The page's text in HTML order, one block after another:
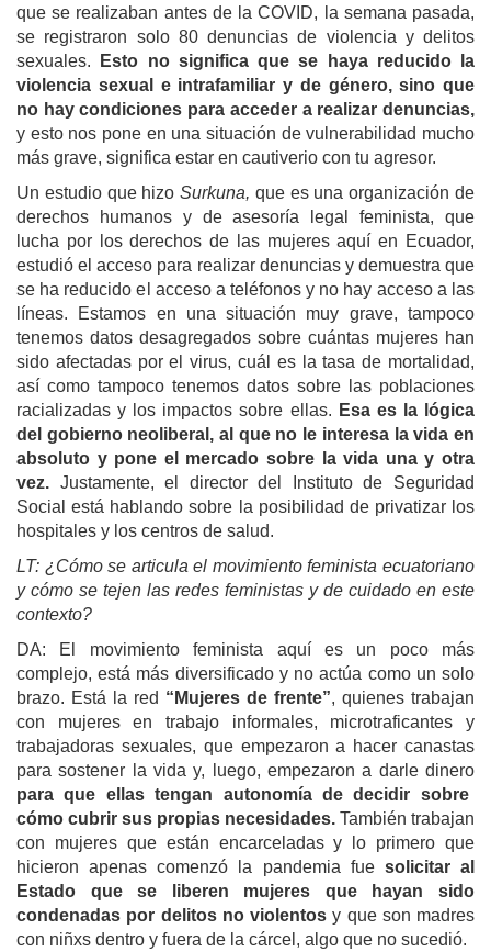
que se realizaban antes de la COVID, la semana pasada,
se registraron solo 80 denuncias de violencia y delitos
sexuales. Esto no significa que se haya reducido la
violencia sexual e intrafamiliar y de género, sino que
no hay condiciones para acceder a realizar denuncias,
y esto nos pone en una situación de vulnerabilidad mucho
más grave, significa estar en cautiverio con tu agresor.
Un estudio que hizo Surkuna, que es una organización de
derechos humanos y de asesoría legal feminista, que
lucha por los derechos de las mujeres aquí en Ecuador,
estudió el acceso para realizar denuncias y demuestra que
se ha reducido el acceso a teléfonos y no hay acceso a las
líneas. Estamos en una situación muy grave, tampoco
tenemos datos desagregados sobre cuántas mujeres han
sido afectadas por el virus, cuál es la tasa de mortalidad,
así como tampoco tenemos datos sobre las poblaciones
racializadas y los impactos sobre ellas. Esa es la lógica
del gobierno neoliberal, al que no le interesa la vida en
absoluto y pone el mercado sobre la vida una y otra
vez. Justamente, el director del Instituto de Seguridad
Social está hablando sobre la posibilidad de privatizar los
hospitales y los centros de salud.
LT: ¿Cómo se articula el movimiento feminista ecuatoriano
y cómo se tejen las redes feministas y de cuidado en este
contexto?
DA: El movimiento feminista aquí es un poco más
complejo, está más diversificado y no actúa como un solo
brazo. Está la red “Mujeres de frente”, quienes trabajan
con mujeres en trabajo informales, microtraficantes y
trabajadoras sexuales, que empezaron a hacer canastas
para sostener la vida y, luego, empezaron a darle dinero
para que ellas tengan autonomía de decidir sobre
cómo cubrir sus propias necesidades. También trabajan
con mujeres que están encarceladas y lo primero que
hicieron apenas comenzó la pandemia fuesolicitar al
Estado que se liberen mujeres que hayan sido
condenadas por delitos no violentos y que son madres
con niñxs dentro y fuera de la cárcel, algo que no sucedió.